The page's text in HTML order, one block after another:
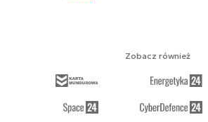
Zobacz również